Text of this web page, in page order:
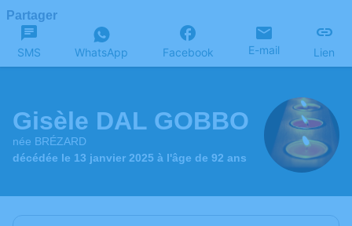
Partager
SMS WhatsApp Facebook E-mail Lien
Gisèle DAL GOBBO
née BRÉZARD
décédée le 13 janvier 2025 à l'âge de 92 ans